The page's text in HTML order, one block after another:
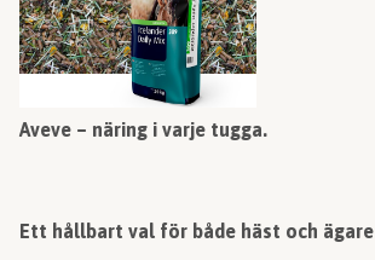
Aveve – näring i varje tugga.
Ett hållbart val för både häst och ägare